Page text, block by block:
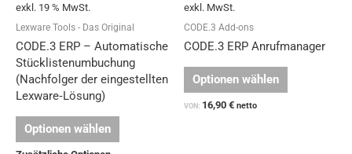
exkl. 19 % MwSt.
Lexware Tools - Das Original
CODE.3 ERP – Automatische
Stücklistenumbuchung
(Nachfolger der eingestellten
Lexware‑Lösung)
Optionen wählen
exkl. MwSt.
CODE.3 Add-ons
CODE.3 ERP Anrufmanager
Optionen wählen
gewählt
VON: 16,90 € netto